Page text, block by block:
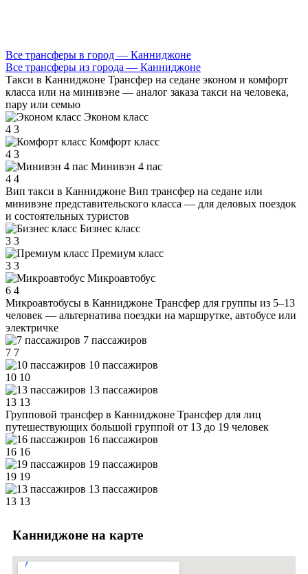
Все трансферы в город — Канниджоне
Все трансферы из города — Канниджоне
Такси в Канниджоне Трансфер на седане эконом и комфорт
класса или на минивэне — аналог заказа такси на человека,
пару или семью
Эконом класс
4 3
Комфорт класс
4 3
Минивэн 4 пас
4 4
Вип такси в Канниджоне Вип трансфер на седане или
минивэне представительского класса — для деловых поездок
и состоятельных туристов
Бизнес класс
3 3
Премиум класс
3 3
Микроавтобус
6 4
Микроавтобусы в Канниджоне Трансфер для группы из 5–13
человек — альтернатива поездки на маршрутке, автобусе или
электричке
7 пассажиров
7 7
10 пассажиров
10 10
13 пассажиров
13 13
Групповой трансфер в Канниджоне Трансфер для лиц
путешествующих большой группой от 13 до 19 человек
16 пассажиров
16 16
19 пассажиров
19 19
13 пассажиров
13 13
Канниджоне на карте